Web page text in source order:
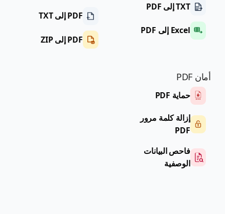
TXT إلى PDF
Excel إلى PDF
PDF إلى TXT
PDF إلى ZIP
أمان PDF
حماية PDF
إزالة كلمة مرور
PDF
فاحص البيانات
الوصفية